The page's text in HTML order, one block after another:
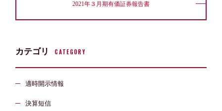
2021年３月期有価証券報告書
カテゴリ CATEGORY
適時開示情報
決算短信